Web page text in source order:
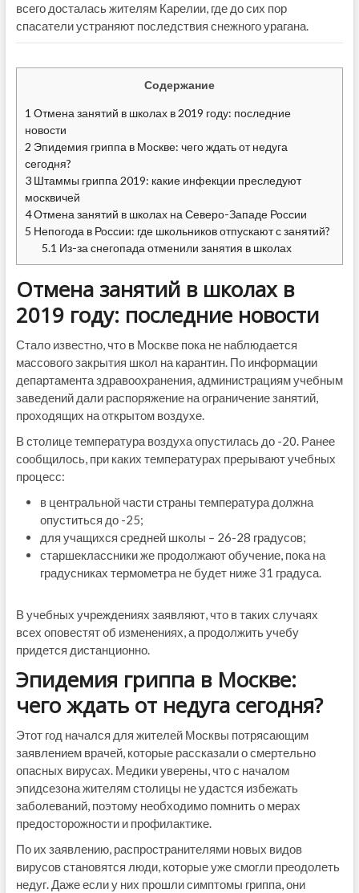
всего досталась жителям Карелии, где до сих пор
спасатели устраняют последствия снежного урагана.
Содержание
1 Отмена занятий в школах в 2019 году: последние
новости
2 Эпидемия гриппа в Москве: чего ждать от недуга
сегодня?
3Штаммы гриппа 2019: какие инфекции преследуют
москвичей
4Отмена занятий в школах на Северо-Западе России
5 Непогода в России: где школьников отпускают с занятий?
5.1 Из-за снегопада отменили занятия в школах
Отмена занятий в школах в
2019 году: последние новости
Стало известно, что в Москве пока не наблюдается
массового закрытия школ на карантин. По информации
департамента здравоохранения, администрациям учебным
заведений дали распоряжение на ограничение занятий,
проходящих на открытом воздухе.
В столице температура воздуха опустилась до -20. Ранее
сообщилось, при каких температурах прерывают учебных
процесс:
в центральной части страны температура должна
опуститься до -25;
для учащихся средней школы – 26-28 градусов;
старшеклассники же продолжают обучение, пока на
градусниках термометра не будет ниже 31 градуса.
В учебных учреждениях заявляют, что в таких случаях
всех оповестят об изменениях, а продолжить учебу
придется дистанционно.
Эпидемия гриппа в Москве:
чего ждать от недуга сегодня?
Этот год начался для жителей Москвы потрясающим
заявлением врачей, которые рассказали о смертельно
опасных вирусах. Медики уверены, что с началом
эпидсезона жителям столицы не удастся избежать
заболеваний, поэтому необходимо помнить о мерах
предосторожности и профилактике.
По их заявлению, распространителями новых видов
вирусов становятся люди, которые уже смогли преодолеть
недуг. Даже если у них прошли симптомы гриппа, они